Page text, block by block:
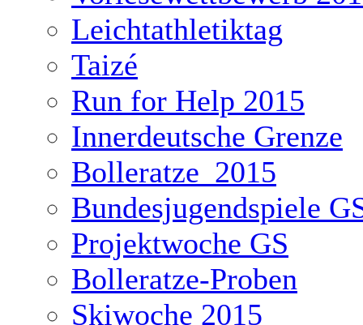
Leichtathletiktag
Taizé
Run for Help 2015
Innerdeutsche Grenze
Bolleratze_2015
Bundesjugendspiele
Projektwoche GS
Bolleratze-Proben
Skiwoche 2015